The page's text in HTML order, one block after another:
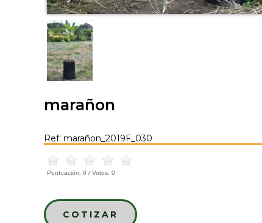
marañon
Ref: marañon_2019F_030
Puntuación: 0 / Votos: 0
COTIZAR